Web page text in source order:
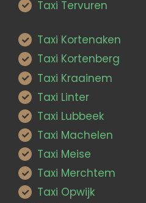
Taxi Tervuren
Taxi Kortenaken
Taxi Kortenberg
Taxi Kraainem
Taxi Linter
Taxi Lubbeek
Taxi Machelen
Taxi Meise
Taxi Merchtem
Taxi Opwijk